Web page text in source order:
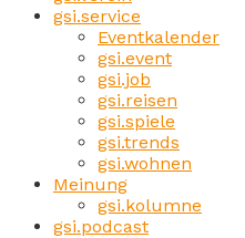
gsi.service
Eventkalender
gsi.event
gsi.job
gsi.reisen
gsi.spiele
gsi.trends
gsi.wohnen
Meinung
gsi.kolumne
gsi.podcast